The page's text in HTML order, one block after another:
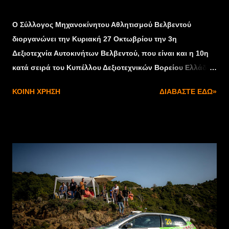
O Σύλλογος Μηχανοκίνητου Αθλητισμού Βελβεντού
διοργανώνει την Κυριακή 27 Οκτωβρίου την 3η
Δεξιοτεχνία Αυτοκινήτων Βελβεντού, που είναι και η 10η
κατά σειρά του Κυπέλλου Δεξιοτεχνικών Βορείου Ελλάδος
εγκαταστάσεις του ΑΣΕΠΟΠ Βελβεντού, που είναι ο
που έχει όλα τα απαραίτητα μέτρα ασφαλείας, θα
μπορούν να δηλώσουν συμμετοχή και το πρωί της
Κυριακής 27 Οκτωβρίου ως στις 10:00. Για να γίνει δεκτή η
δήλωση συμμετοχής, οι οδηγοί θα πρέπει να έχουν μαζί
ΚΟΙΝΉ ΧΡΉΣΗ ΔΙΑΒΆΣΤΕ ΕΔΏ»